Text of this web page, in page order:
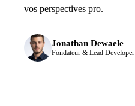
vos perspectives pro.
Jonathan Dewaele
Fondateur & Lead Developer